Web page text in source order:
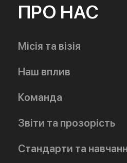
ПРО НАС
Місія та візія
Наш вплив
Команда
Звіти та прозорість
Стандарти та